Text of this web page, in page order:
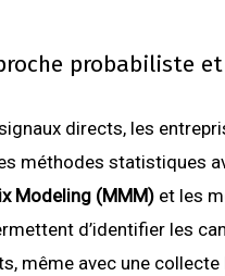
probabiliste et
directs, les
méthodes statistiques
Modeling (MMM)et les
d’identifier les
même avec une collecte